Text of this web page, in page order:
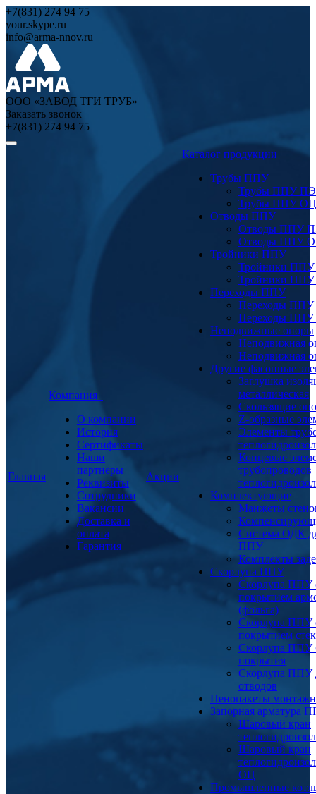
+7(831) 274 94 75
your.skype.ru
info@arma-nnov.ru
ООО «ЗАВОД ТГИ ТРУБ»
Заказать звонок
+7(831) 274 94 75
Главная
Компания
О компании
История
Сертификаты
Наши
партнеры
Реквизиты
Сотрудники
Вакансии
Доставка и
оплата
Гарантия
Акции
Каталог продукции
Трубы ППУ
Трубы ППУ ПЭ
Трубы ППУ ОЦ
Отводы ППУ
Отводы ППУ
Отводы ППУ
Тройники ППУ
Тройники
Тройники
Переходы ППУ
Переходы
Переходы
Неподвижные опоры
Неподвижная
Неподвижная
Другие фасонные
Заглушка
металлическая
Скользящие
Z-образные
Элементы
Концевые
трубопроводов
Комплектующие
Манжеты
Система ОДК
ППУ
Комплекты
Скорлупа ППУ
Скорлупа ППУ
покрытием
(фольга)
Скорлупа ППУ
покрытием
Скорлупа ППУ
покрытия
Скорлупа ППУ
отводов
Пенопакеты
Запорная арматура
Шаровый кран
Шаровый кран
ОЦ
Промышленные